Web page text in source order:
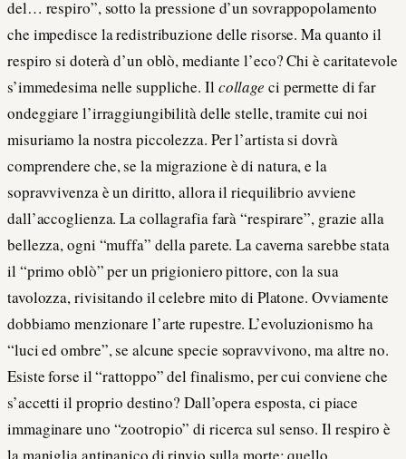
del… respiro”, sotto la pressione d’un sovrappopolamento
che impedisce la redistribuzione delle risorse. Ma quanto il
respiro si doterà d’un oblò, mediante l’eco? Chi è caritatevole
s’immedesima nelle suppliche. Ilcollage ci permette di far
ondeggiare l’irraggiungibilità delle stelle, tramite cui noi
misuriamo la nostra piccolezza. Per l’artista si dovrà
comprendere che, se la migrazione è di natura, e la
sopravvivenza è un diritto, allora il riequilibrio avviene
dall’accoglienza. La collagrafia farà “respirare”, grazie alla
bellezza, ogni “muffa” della parete. La caverna sarebbe stata
il “primo oblò” per un prigioniero pittore, con la sua
tavolozza, rivisitando il celebre mito di Platone. Ovviamente
dobbiamo menzionare l’arte rupestre. L’evoluzionismo ha
“luci ed ombre”, se alcune specie sopravvivono, ma altre no.
Esiste forse il “rattoppo” del finalismo, per cui conviene che
s’accetti il proprio destino? Dall’opera esposta, ci piace
immaginare uno “zootropio” di ricerca sul senso. Il respiro è